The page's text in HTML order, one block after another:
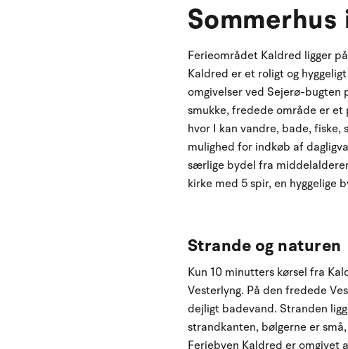
Ferieområdet Kaldred ligger
Kaldred er et roligt og
omgivelser ved Sejerø-
smukke, fredede område er
hvor I kan vandre, bade, fiske,
mulighed for indkøb af
særlige bydel fra
kirke med 5 spir, en hyggelige
Strande og naturen
Kun 10 minutters kørsel fra
Vesterlyng. På den fredede
dejligt badevand. Stranden
strandkanten, bølgerne er
Feriebyen Kaldred er omgivet